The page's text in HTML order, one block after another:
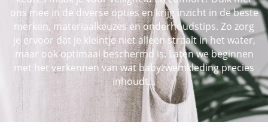
ons mee in de diverse opties en krijg inzicht in de beste
merken, materiaalkeuzes en onderhoudstips. Zo zorg
je ervoor dat je kleintje niet alleen straalt in het water,
maar ook optimaal beschermd is. Laten we beginnen
met het verkennen van wat babyzwemkleding precies
inhoudt...